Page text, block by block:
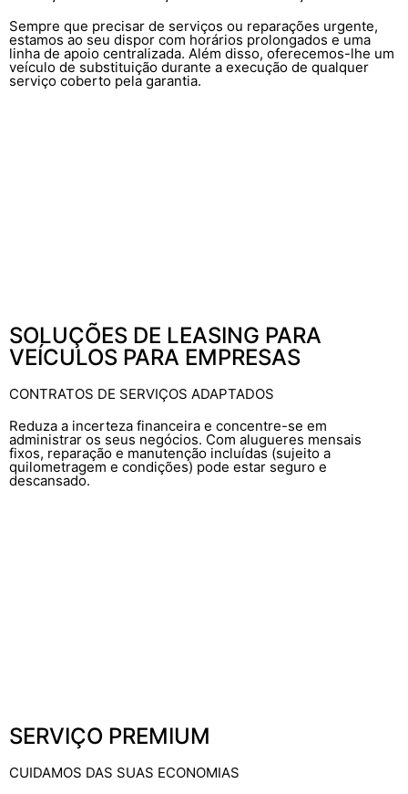
Sempre que precisar de serviços ou reparações urgente,
estamos ao seu dispor com horários prolongados e uma
linha de apoio centralizada. Além disso, oferecemos-lhe um
veículo de substituição durante a execução de qualquer
serviço coberto pela garantia.
SOLUÇÕES DE LEASING PARA
VEÍCULOS PARA EMPRESAS
CONTRATOS DE SERVIÇOS ADAPTADOS
Reduza a incerteza financeira e concentre-se em
administrar os seus negócios. Com alugueres mensais
fixos, reparação e manutenção incluídas (sujeito a
quilometragem e condições) pode estar seguro e
descansado.
SERVIÇO PREMIUM
CUIDAMOS DAS SUAS ECONOMIAS